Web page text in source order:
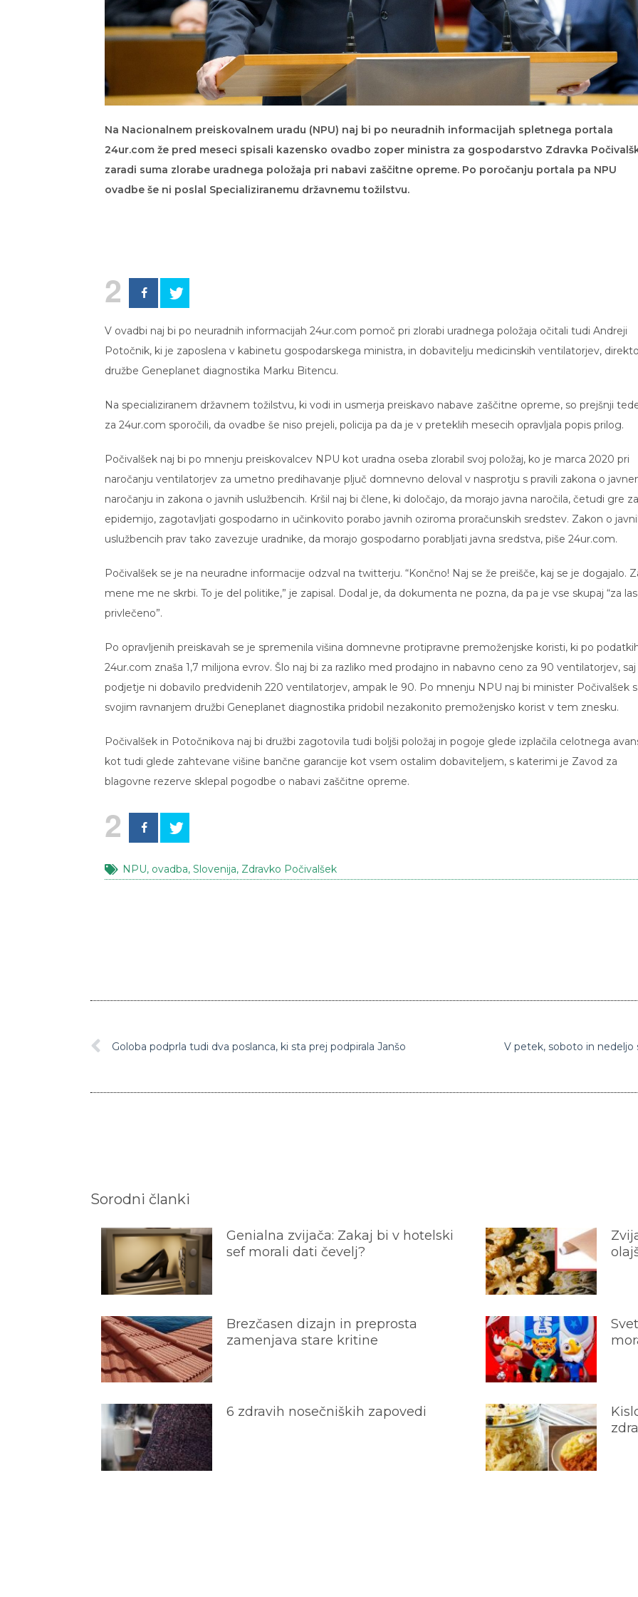
Na Nacionalnem preiskovalnem uradu (NPU) naj bi po neuradnih informacijah spletnega portala
24ur.com že pred meseci spisali kazensko ovadbo zoper ministra za gospodarstvo Zdravka
zaradi suma zlorabe uradnega položaja pri nabavi zaščitne opreme. Po poročanju portala pa NPU
ovadbe še ni poslal Specializiranemu državnemu tožilstvu.
2
V ovadbi naj bi po neuradnih informacijah 24ur.com pomoč pri zlorabi uradnega položaja očitali tudi Andreji
Potočnik, ki je zaposlena v kabinetu gospodarskega ministra, in dobavitelju medicinskih ventilatorjev,
družbe Geneplanet diagnostika Marku Bitencu.
Na specializiranem državnem tožilstvu, ki vodi in usmerja preiskavo nabave zaščitne opreme, so prejšnji
za 24ur.com sporočili, da ovadbe še niso prejeli, policija pa da je v preteklih mesecih opravljala popis prilog.
Počivalšek naj bi po mnenju preiskovalcev NPU kot uradna oseba zlorabil svoj položaj, ko je marca 2020 pri
naročanju ventilatorjev za umetno predihavanje pljuč domnevno deloval v nasprotju s pravili zakona o
naročanju in zakona o javnih uslužbencih. Kršil naj bi člene, ki določajo, da morajo javna naročila, četudi gre za
epidemijo, zagotavljati gospodarno in učinkovito porabo javnih oziroma proračunskih sredstev. Zakon o
uslužbencih prav tako zavezuje uradnike, da morajo gospodarno porabljati javna sredstva, piše 24ur.com.
Počivalšek se je na neuradne informacije odzval na twitterju. “Končno! Naj se že preišče, kaj se je dogajalo.
mene me ne skrbi. To je del politike,” je zapisal. Dodal je, da dokumenta ne pozna, da pa je vse skupaj “za
privlečeno”.
Po opravljenih preiskavah se je spremenila višina domnevne protipravne premoženjske koristi, ki po
24ur.com znaša 1,7 milijona evrov. Šlo naj bi za razliko med prodajno in nabavno ceno za 90 ventilatorjev, saj
podjetje ni dobavilo predvidenih 220 ventilatorjev, ampak le 90. Po mnenju NPU naj bi minister Počivalšek s
svojim ravnanjem družbi Geneplanet diagnostika pridobil nezakonito premoženjsko korist v tem znesku.
Počivalšek in Potočnikova naj bi družbi zagotovila tudi boljši položaj in pogoje glede izplačila celotnega
kot tudi glede zahtevane višine bančne garancije kot vsem ostalim dobaviteljem, s katerimi je Zavod za
blagovne rezerve sklepal pogodbe o nabavi zaščitne opreme.
2
NPU, ovadba, Slovenija, Zdravko Počivalšek
Goloba podprla tudi dva poslanca, ki sta prej podpirala Janšo V petek, soboto in nedeljo
Sorodni članki
Genialna zvijača: Zakaj bi v hotelski
sef morali dati čevelj?
Brezčasen dizajn in preprosta
zamenjava stare kritine
6 zdravih nosečniških zapovedi